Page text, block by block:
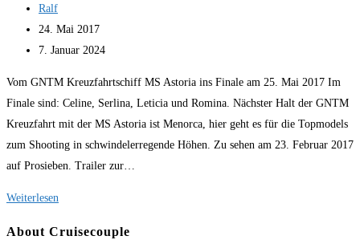
Beitrags-
Autor:
Ralf
Beitrag
veröffentlicht:
24. Mai 2017
Beitrag
7. Januar 2024
Vom GNTM Kreuzfahrtschiff MS Astoria ins Finale am 25. Mai 2017 Im
Finale sind: Celine, Serlina, Leticia und Romina. Nächster Halt der GNTM
Kreuzfahrt mit der MS Astoria ist Menorca, hier geht es für die Topmodels
zum Shooting in schwindelerregende Höhen. Zu sehen am 23. Februar 2017
auf Prosieben. Trailer zur…
Weiterlesen
About Cruisecouple